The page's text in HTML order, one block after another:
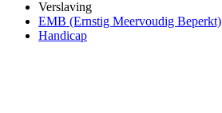
Verslaving
EMB (Ernstig Meervoudig Beperkt)
Handicap